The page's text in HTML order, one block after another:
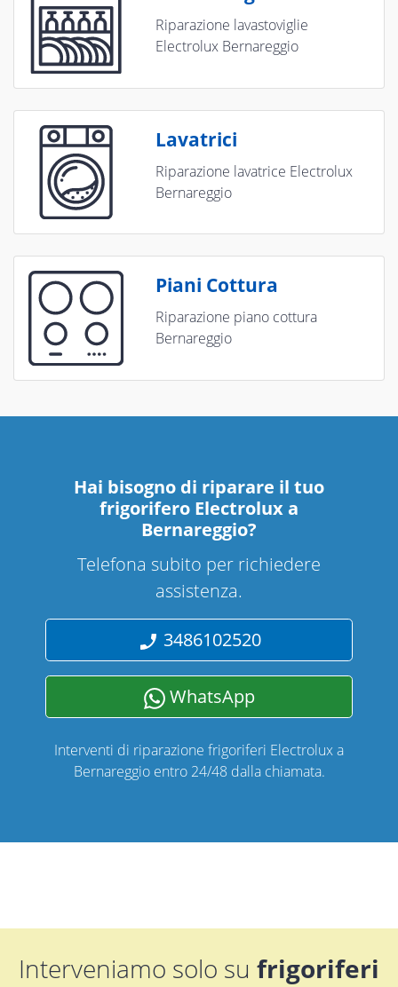
Riparazione lavastoviglie
Electrolux Bernareggio
Lavatrici
Riparazione lavatrice Electrolux
Bernareggio
Piani Cottura
Riparazione piano cottura
Bernareggio
Hai bisogno di riparare il tuo
frigorifero Electrolux a
Bernareggio?
Telefona subito per richiedere
assistenza.
3486102520
WhatsApp
Interventi di riparazione frigoriferi Electrolux a
Bernareggio entro 24/48 dalla chiamata.
Interveniamo solo su frigoriferi